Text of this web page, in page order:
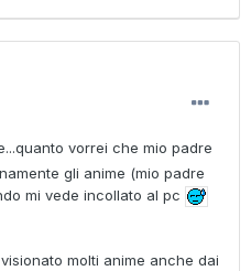
vorrei che mio padre
gli anime (mio padre
mi vede incollato al pc
molti anime anche dai